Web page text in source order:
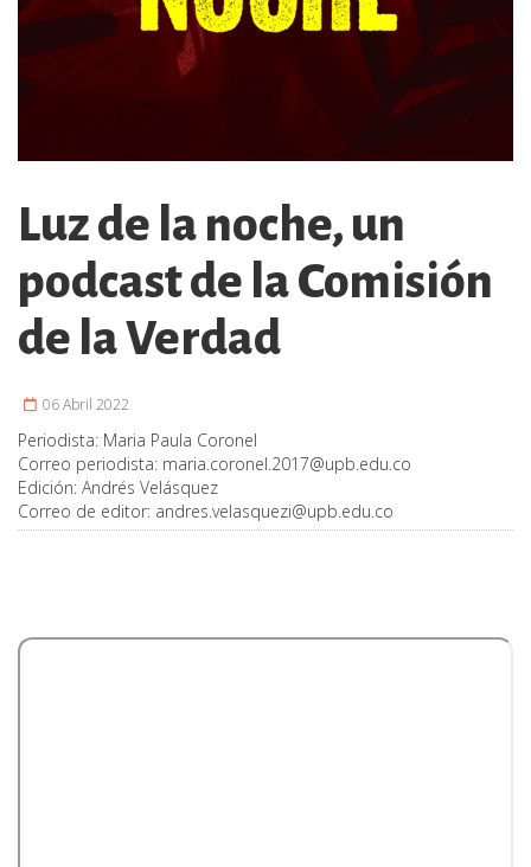
Luz de la noche, un
podcast de la Comisión
de la Verdad
06 Abril 2022
Periodista: Maria Paula Coronel
Correo periodista: maria.coronel.2017@upb.edu.co
Edición: Andrés Velásquez
Correo de editor: andres.velasquezi@upb.edu.co